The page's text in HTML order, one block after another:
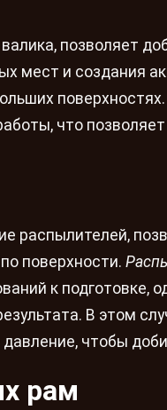
позволяет
мест и создания
что
распылителей,
поверхности.
к подготовке,
В этом
чтобы
рам